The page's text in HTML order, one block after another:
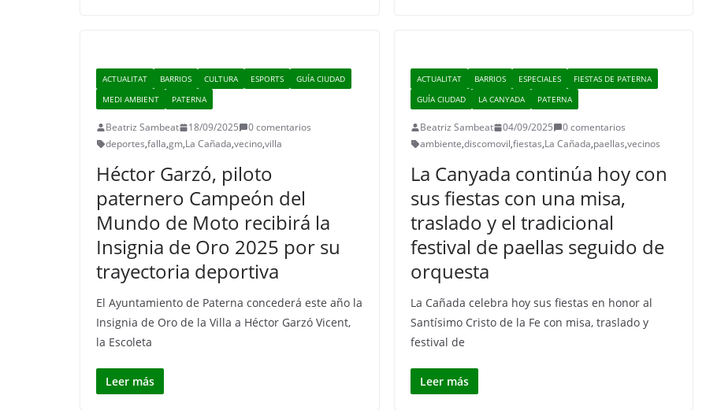
ACTUALITAT BARRIOS CULTURA ESPORTS
GUÍA CIUDAD
MEDI AMBIENT
PATERNA
Beatriz Sambeat 18/09/2025
0 comentarios
deportes,falla,gm,La Cañada,vecino,villa
Héctor Garzó, piloto
paternero Campeón del
Mundo de Moto recibirá la
Insignia de Oro 2025 por su
trayectoria deportiva
El Ayuntamiento de Paterna concederá este año la
Insignia de Oro de la Villa a Héctor Garzó Vicent,
la Escoleta
Leer más
ACTUALITAT BARRIOS ESPECIALES
FIESTAS DE PATERNA
GUÍA CIUDAD
LA CANYADA PATERNA
Beatriz Sambeat 04/09/2025
0 comentarios
ambiente,discomovil,fiestas,La Cañada,paellas,vecinos
La Canyada continúa hoy con
sus fiestas con una misa,
traslado y el tradicional
festival de paellas seguido de
orquesta
La Cañada celebra hoy sus fiestas en honor al
Santísimo Cristo de la Fe con misa, traslado y
festival de
Leer más